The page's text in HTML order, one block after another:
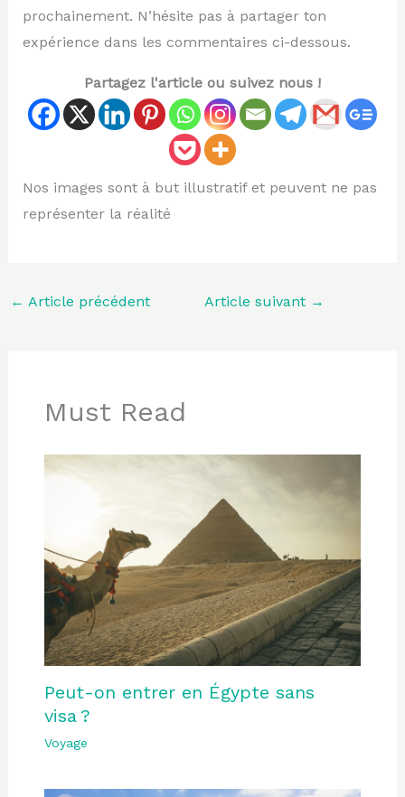
prochainement. N’hésite pas à partager ton
expérience dans les commentaires ci-dessous.
Partagez l'article ou suivez nous !
Nos images sont à but illustratif et peuvent ne pas
représenter la réalité
← Article précédent Article suivant →
Must Read
Peut-on entrer en Égypte sans
visa ?
Voyage